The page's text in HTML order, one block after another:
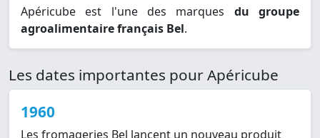
Apéricube est l'une des marques du groupe
agroalimentaire français Bel.
Les dates importantes pour Apéricube
1960
Les fromageries Bel lancent un nouveau produit